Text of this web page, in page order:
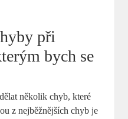
při
bych se
několik chyb, které
z nejběžnějších chyb je